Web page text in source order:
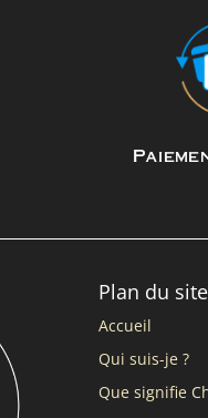
Plan du site
Accueil
Qui suis-je ?
Que signifie